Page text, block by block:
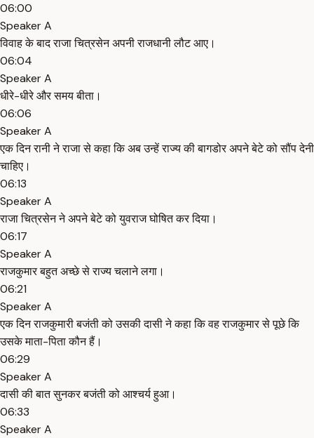
06:00
Speaker A
विवाह के बाद राजा चित्रसेन अपनी राजधानी लौट आए।
06:04
Speaker A
धीरे-धीरे और समय बीता।
06:06
Speaker A
एक दिन रानी ने राजा से कहा कि अब उन्हें राज्य की बागडोर अपने बेटे को सौंप देनी
चाहिए।
06:13
Speaker A
राजा चित्रसेन ने अपने बेटे को युवराज घोषित कर दिया।
06:17
Speaker A
राजकुमार बहुत अच्छे से राज्य चलाने लगा।
06:21
Speaker A
एक दिन राजकुमारी बजंती को उसकी दासी ने कहा कि वह राजकुमार से पूछे कि
उसके माता-पिता कौन हैं।
06:29
Speaker A
दासी की बात सुनकर बजंती को आश्चर्य हुआ।
06:33
Speaker A